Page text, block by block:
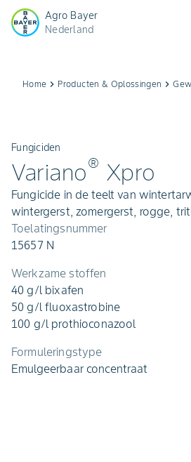
Agro Bayer
Nederland
Home keyboard_arrow_right Producten & Oplossingen keyboard_arrow_right
Fungiciden
Variano® Xpro
Fungicide in de teelt van
wintergerst, zomergerst, rogge,
Toelatingsnummer
15657 N
Werkzame stoffen
40 g/l bixafen
50 g/l fluoxastrobine
100 g/l prothioconazool
Formuleringstype
Emulgeerbaar concentraat